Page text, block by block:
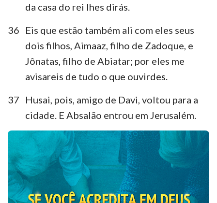
da casa do rei lhes dirás.
36
Eis que estão também ali com eles seus
dois filhos, Aimaaz, filho de Zadoque, e
Jônatas, filho de Abiatar; por eles me
avisareis de tudo o que ouvirdes.
37
Husai, pois, amigo de Davi, voltou para a
cidade. E Absalão entrou em Jerusalém.